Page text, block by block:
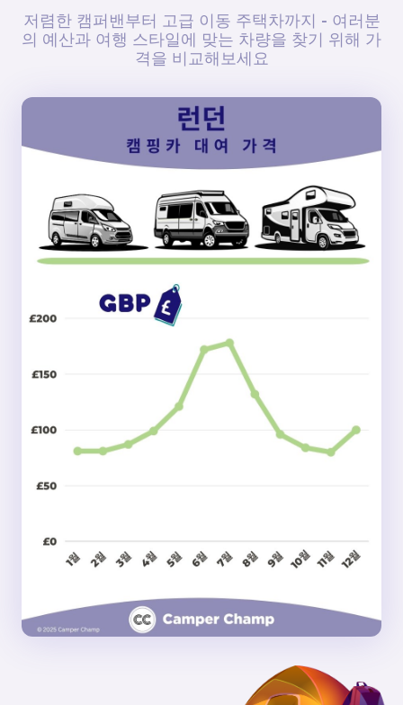
저렴한 캠퍼밴부터 고급 이동 주택차까지 - 여러분
의 예산과 여행 스타일에 맞는 차량을 찾기 위해 가
격을 비교해보세요